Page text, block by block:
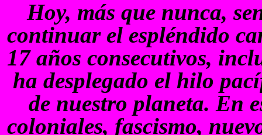
Hoy, más que nunca,
continuar el espléndido
17 años consecutivos,
ha desplegado el hilo
de nuestro planeta. En
coloniales, fascismo,